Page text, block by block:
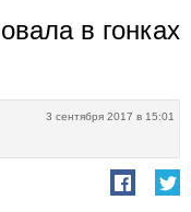
в гонках
3 сентября 2017 в 15:01